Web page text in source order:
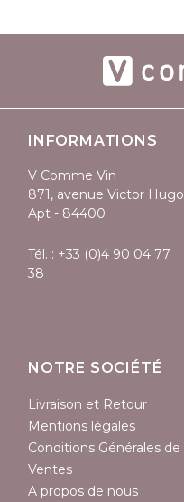
INFORMATIONS
V Comme Vin
871, avenue Victor Hugo
Apt - 84400
Tél. : +33 (0)4 90 04 77
38
NOTRE SOCIÉTÉ
Livraison et Retour
Mentions légales
Conditions Générales de
Ventes
A propos de nous